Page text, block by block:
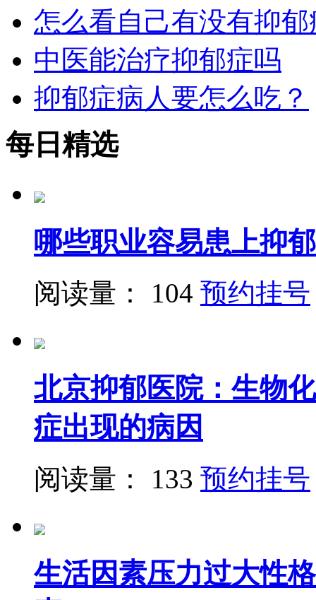
怎么看自己有没有抑郁
中医能治疗抑郁症吗
抑郁症病人要怎么吃？
每日精选
哪些职业容易患上抑
阅读量： 104 预约挂号
北京抑郁医院：生物
症出现的病因
阅读量： 133 预约挂号
生活因素压力过大性